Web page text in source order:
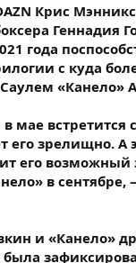
Крис
Геннадия
года
с куда
«Канело»
мае встретится
его зрелищно. А
его возможный
в сентябре,
и «Канело»
была